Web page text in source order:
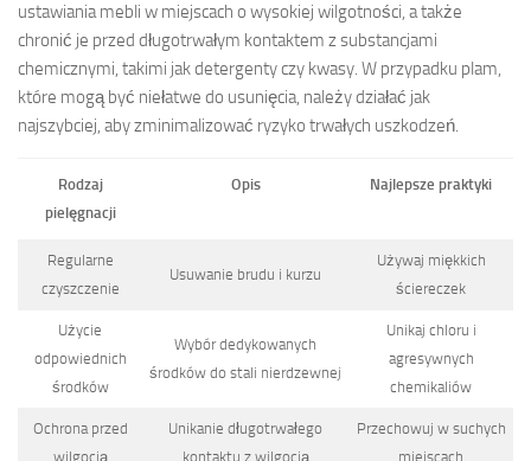
ustawiania mebli w miejscach o wysokiej wilgotności, a także
chronić je przed długotrwałym kontaktem z substancjami
chemicznymi, takimi jak detergenty czy kwasy. W przypadku plam,
które mogą być niełatwe do usunięcia, należy działać jak
najszybciej, aby zminimalizować ryzyko trwałych uszkodzeń.
Rodzaj
pielęgnacji
Opis Najlepsze praktyki
Regularne
czyszczenie
Usuwanie brudu i kurzu
Używaj miękkich
ściereczek
Użycie
odpowiednich
środków
Wybór dedykowanych
środków do stali nierdzewnej
Unikaj chloru i
agresywnych
chemikaliów
Ochrona przed
wilgocią
Unikanie długotrwałego
kontaktu z wilgocią
Przechowuj w suchych
miejscach